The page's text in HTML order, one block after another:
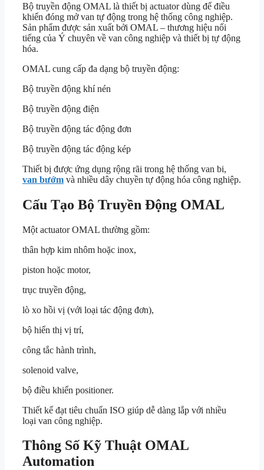
Bộ truyền động OMAL là thiết bị actuator dùng để điều
khiển đóng mở van tự động trong hệ thống công nghiệp.
Sản phẩm được sản xuất bởi OMAL – thương hiệu nổi
tiếng của Ý chuyên về van công nghiệp và thiết bị tự động
hóa.
OMAL cung cấp đa dạng bộ truyền động:
Bộ truyền động khí nén
Bộ truyền động điện
Bộ truyền động tác động đơn
Bộ truyền động tác động kép
Thiết bị được ứng dụng rộng rãi trong hệ thống van bi,
van bướm và nhiều dây chuyền tự động hóa công nghiệp.
Cấu Tạo Bộ Truyền Động OMAL
Một actuator OMAL thường gồm:
thân hợp kim nhôm hoặc inox,
piston hoặc motor,
trục truyền động,
lò xo hồi vị (với loại tác động đơn),
bộ hiển thị vị trí,
công tắc hành trình,
solenoid valve,
bộ điều khiển positioner.
Thiết kế đạt tiêu chuẩn ISO giúp dễ dàng lắp với nhiều
loại van công nghiệp.
Thông Số Kỹ Thuật OMAL
Automation